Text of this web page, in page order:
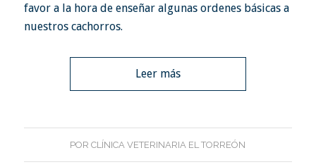
favor a la hora de enseñar algunas ordenes básicas a
nuestros cachorros.
Leer más
PORCLÍNICA VETERINARIA EL TORREÓN